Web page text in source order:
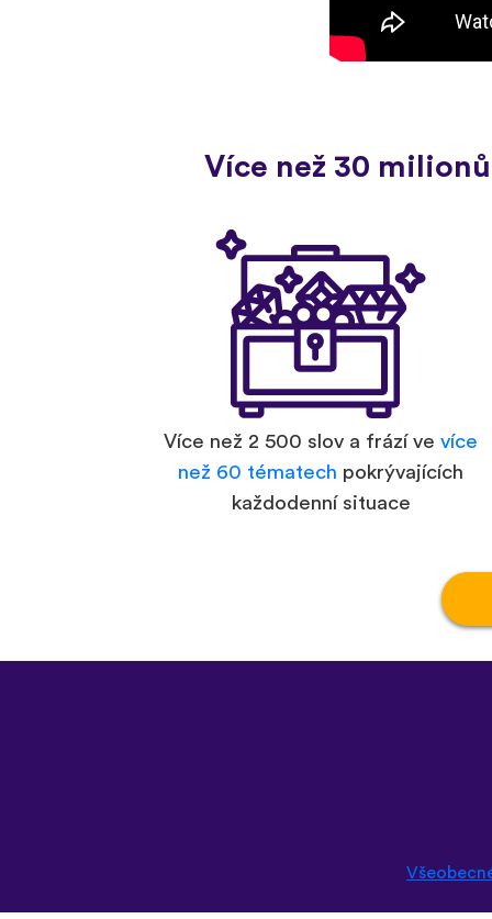
Více než 30
Více než 2 500 slov a frází ve více
než 60 tématech pokrývajících
každodenní situace